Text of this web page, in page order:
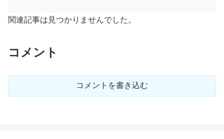
関連記事は見つかりませんでした。
コメント
コメントを書き込む